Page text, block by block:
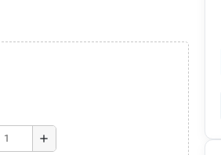
add